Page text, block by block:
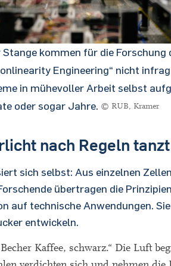
Stange kommen für die Forschung
Engineering“ nicht
in mühevoller Arbeit selbst
oder sogar Jahre. © RUB, Kramer
nach Regeln tanzt
sich selbst: Aus einzelnen
übertragen die
auf technische Anwendungen.
entwickeln.
Kaffee, schwarz.“ Die Luft